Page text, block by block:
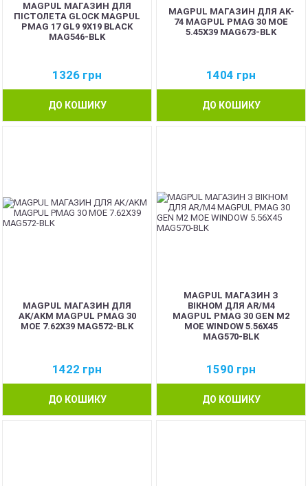
MAGPUL МАГАЗИН ДЛЯ
ПІСТОЛЕТА GLOCK MAGPUL
PMAG 17 GL9 9X19 BLACK
MAG546-BLK
1326 грн
ДО КОШИКУ
MAGPUL МАГАЗИН ДЛЯ AK-
74 MAGPUL PMAG 30 MOE
5.45X39 MAG673-BLK
1404 грн
ДО КОШИКУ
MAGPUL МАГАЗИН ДЛЯ
AK/AKM MAGPUL PMAG 30
MOE 7.62X39 MAG572-BLK
1422 грн
ДО КОШИКУ
MAGPUL МАГАЗИН З
ВІКНОМ ДЛЯ AR/M4
MAGPUL PMAG 30 GEN M2
MOE WINDOW 5.56X45
MAG570-BLK
1590 грн
ДО КОШИКУ